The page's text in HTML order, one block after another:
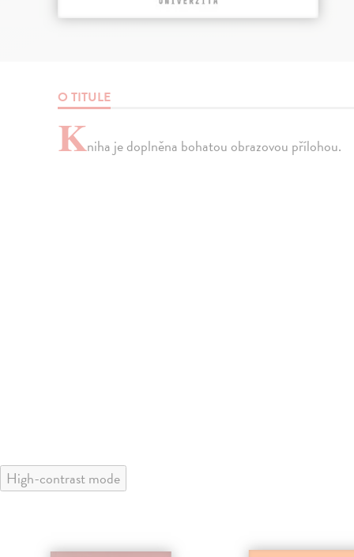
O TITULE
Kniha je doplněna bohatou obrazovou přílohou.
High-contrast mode